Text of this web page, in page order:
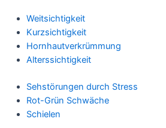
Weitsichtigkeit
Kurzsichtigkeit
Hornhautverkrümmung
Alterssichtigkeit
Sehstörungen durch Stress
Rot-Grün Schwäche
Schielen